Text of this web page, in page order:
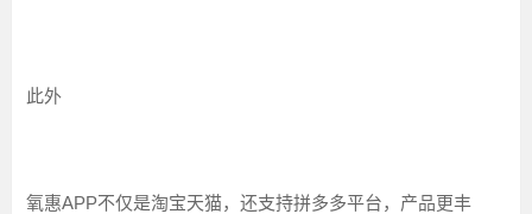
此外
氧惠APP不仅是淘宝天猫，还支持拼多多平台，产品更丰